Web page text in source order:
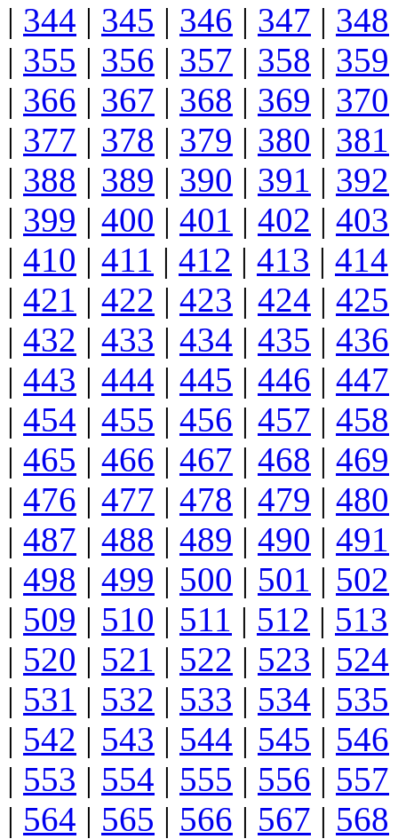
| 344 | 345 | 346 | 347 | 348
| 355 | 356 | 357 | 358 | 359
| 366 | 367 | 368 | 369 | 370
| 377 | 378 | 379 | 380 | 381
| 388 | 389 | 390 | 391 | 392
| 399 | 400 | 401 | 402 | 403
| 410 | 411 | 412 | 413 | 414
| 421 | 422 | 423 | 424 | 425
| 432 | 433 | 434 | 435 | 436
| 443 | 444 | 445 | 446 | 447
| 454 | 455 | 456 | 457 | 458
| 465 | 466 | 467 | 468 | 469
| 476 | 477 | 478 | 479 | 480
| 487 | 488 | 489 | 490 | 491
| 498 | 499 | 500 | 501 | 502
| 509 | 510 | 511 | 512 | 513
| 520 | 521 | 522 | 523 | 524
| 531 | 532 | 533 | 534 | 535
| 542 | 543 | 544 | 545 | 546
| 553 | 554 | 555 | 556 | 557
| 564 | 565 | 566 | 567 | 568